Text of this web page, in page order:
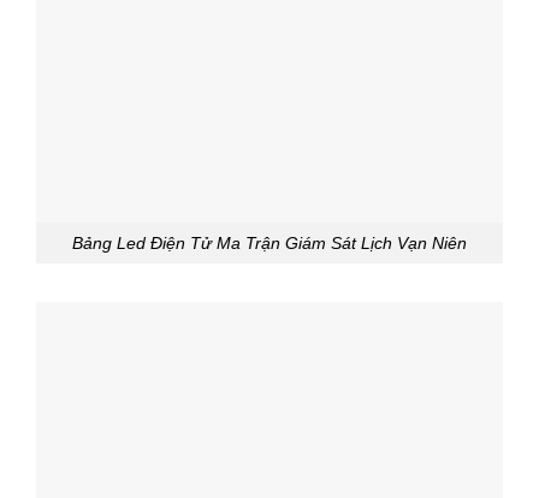
Bảng Led Điện Tử Ma Trận Giám Sát Lịch Vạn Niên